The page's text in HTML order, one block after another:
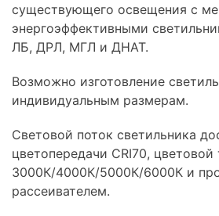
существующего освещения с
энергоэффективными
ЛБ, ДРЛ, МГЛ и ДНАТ.
Возможно изготовление
индивидуальным размерам.
Световой поток светильника
цветопередачи CRI70,
3000К/4000К/5000К/6000К и
рассеивателем.